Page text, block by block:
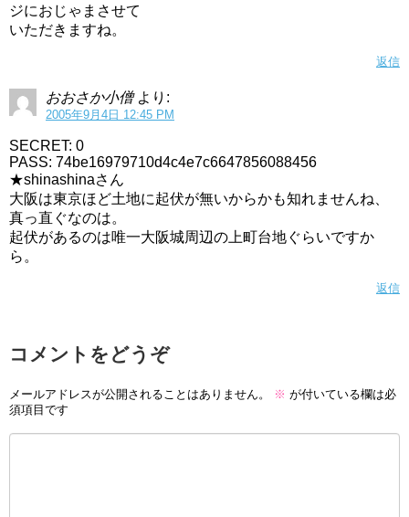
ジにおじゃまさせて
いただきますね。
返信
おおさか小僧 より:
2005年9月4日 12:45 PM
SECRET: 0
PASS: 74be16979710d4c4e7c6647856088456
★shinashinaさん
大阪は東京ほど土地に起伏が無いからかも知れませんね、
真っ直ぐなのは。
起伏があるのは唯一大阪城周辺の上町台地ぐらいですか
ら。
返信
コメントをどうぞ
メールアドレスが公開されることはありません。 ※ が付いている欄は必
須項目です